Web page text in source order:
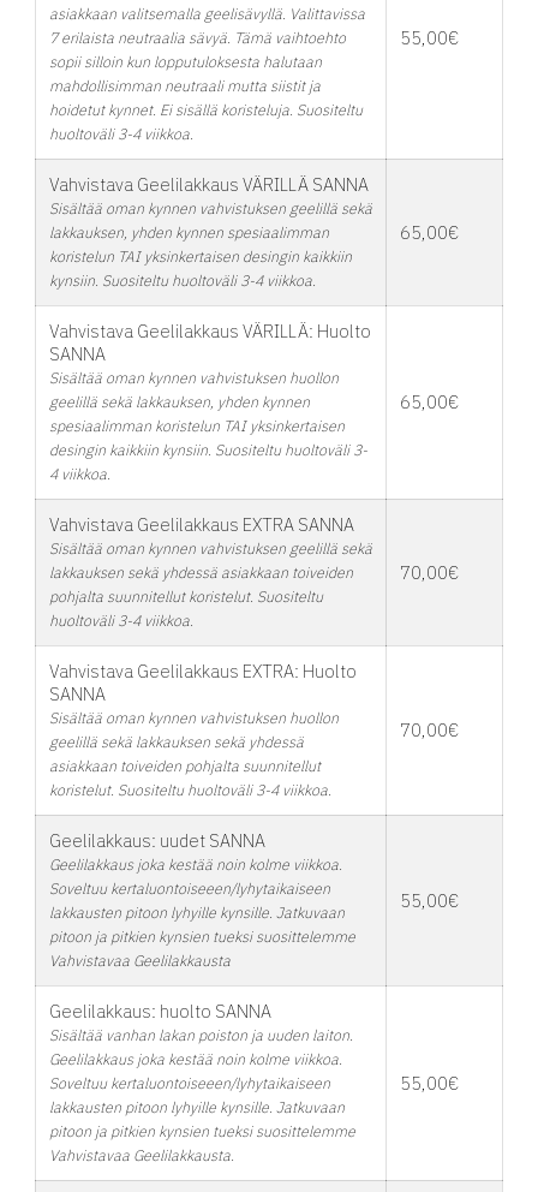
asiakkaan valitsemalla geelisävyllä. Valittavissa
7 erilaista neutraalia sävyä. Tämä vaihtoehto
sopii silloin kun lopputuloksesta halutaan
mahdollisimman neutraali mutta siistit ja
hoidetut kynnet. Ei sisällä koristeluja. Suositeltu
huoltoväli 3-4 viikkoa.
55,00€
Vahvistava Geelilakkaus VÄRILLÄ SANNA
Sisältää oman kynnen vahvistuksen geelillä sekä
lakkauksen, yhden kynnen spesiaalimman
koristelun TAI yksinkertaisen desingin kaikkiin
kynsiin. Suositeltu huoltoväli 3-4 viikkoa.
65,00€
Vahvistava Geelilakkaus VÄRILLÄ: Huolto
SANNA
Sisältää oman kynnen vahvistuksen huollon
geelillä sekä lakkauksen, yhden kynnen
spesiaalimman koristelun TAI yksinkertaisen
desingin kaikkiin kynsiin. Suositeltu huoltoväli 3-
4 viikkoa.
65,00€
Vahvistava Geelilakkaus EXTRA SANNA
Sisältää oman kynnen vahvistuksen geelillä sekä
lakkauksen sekä yhdessä asiakkaan toiveiden
pohjalta suunnitellut koristelut. Suositeltu
huoltoväli 3-4 viikkoa.
70,00€
Vahvistava Geelilakkaus EXTRA: Huolto
SANNA
Sisältää oman kynnen vahvistuksen huollon
geelillä sekä lakkauksen sekä yhdessä
asiakkaan toiveiden pohjalta suunnitellut
koristelut. Suositeltu huoltoväli 3-4 viikkoa.
70,00€
Geelilakkaus: uudet SANNA
Geelilakkaus joka kestää noin kolme viikkoa.
Soveltuu kertaluontoiseeen/lyhytaikaiseen
lakkausten pitoon lyhyille kynsille. Jatkuvaan
pitoon ja pitkien kynsien tueksi suosittelemme
Vahvistavaa Geelilakkausta
55,00€
Geelilakkaus: huolto SANNA
Sisältää vanhan lakan poiston ja uuden laiton.
Geelilakkaus joka kestää noin kolme viikkoa.
Soveltuu kertaluontoiseeen/lyhytaikaiseen
lakkausten pitoon lyhyille kynsille. Jatkuvaan
pitoon ja pitkien kynsien tueksi suosittelemme
Vahvistavaa Geelilakkausta.
55,00€